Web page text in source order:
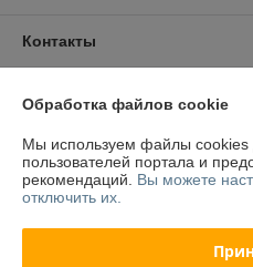
Контакты
Полная версия сайта
Политика обработки cookies
Сайт создан на платформе
Обработка файлов cookie
Мы используем файлы cookies
пользователей портала и
рекомендаций. Вы можете
отключить их.